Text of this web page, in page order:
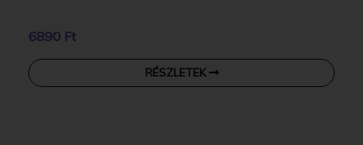
6890 Ft
RÉSZLETEK